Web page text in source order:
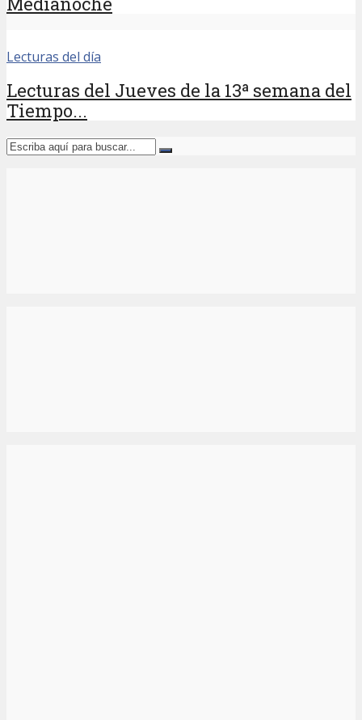
Lecturas del día
Lecturas del Jueves de la 13ª semana del
Tiempo...